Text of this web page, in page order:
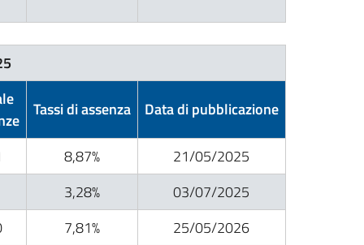
Tassi di assenza Data di pubblicazione
8,87%
21/05/2025
3,28%
03/07/2025
7,81%
25/05/2026